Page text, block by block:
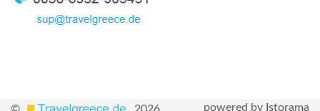
powered by Istorama